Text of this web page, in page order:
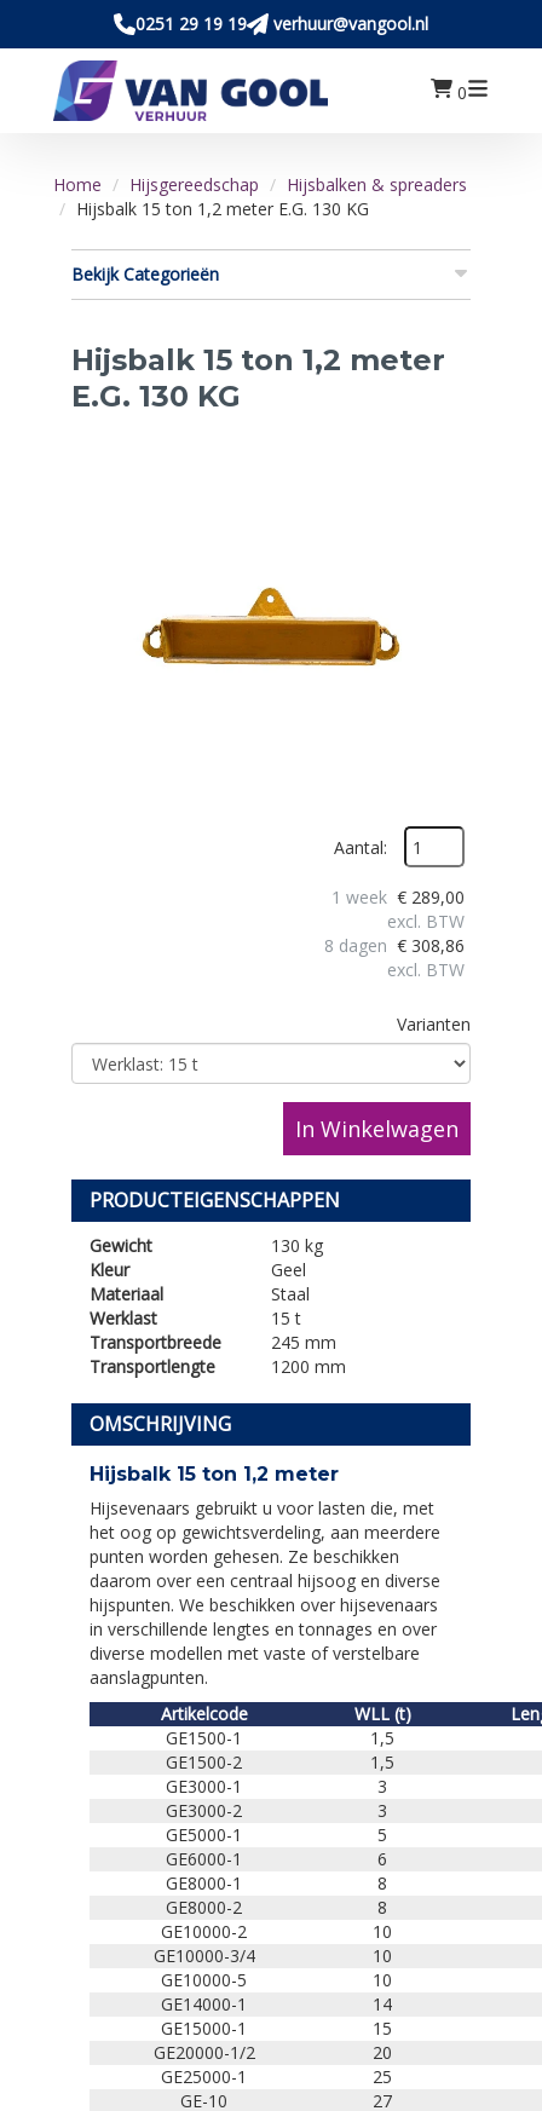
0251 29 19 19 verhuur@vangool.nl
0
Home Hijsgereedschap
Hijsbalken & spreaders
Hijsbalk 15 ton 1,2 meter E.G. 130 KG
Bekijk Categorieën
Hijsbalk 15 ton 1,2 meter
E.G. 130 KG
Aantal:
8 dagen € 308,86
excl. BTW
1 week € 289,00
excl. BTW
Varianten
In Winkelwagen
PRODUCTEIGENSCHAPPEN
Gewicht
130 kg
Kleur
Geel
Materiaal
Staal
Werklast
15 t
Transportbreede
245 mm
Transportlengte
1200 mm
OMSCHRIJVING
Hijsbalk 15 ton 1,2 meter
Hijsevenaars gebruikt u voor lasten die, met
het oog op gewichtsverdeling, aan meerdere
punten worden gehesen. Ze beschikken
daarom over een centraal hijsoog en diverse
hijspunten. We beschikken over hijsevenaars
in verschillende lengtes en tonnages en over
diverse modellen met vaste of verstelbare
aanslagpunten.
Artikelcode
WLL (t)
GE1500-1
1,5
GE1500-2
1,5
GE3000-1
3
GE3000-2
3
GE5000-1
5
GE6000-1
6
GE8000-1
8
GE8000-2
8
GE10000-2
10
GE10000-3/4
10
GE10000-5
10
GE14000-1
14
GE15000-1
15
GE20000-1/2
20
GE25000-1
25
GE-10
27